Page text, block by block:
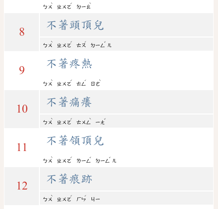
ㄅㄨ
ˋ
ㄓㄨㄛ
ˊ
ㄉㄧㄠ
ˋ
8
不著頭頂兒
ㄅㄨ
ˋ
ㄓㄨㄛ
ˊ
ㄊㄡ
ˊ
ㄉㄧㄥ
ˇ
ㄦ
9
不著疼熱
ㄅㄨ
ˋ
ㄓㄨㄛ
ˊ
ㄊㄥ
ˊ
ㄖㄜ
ˋ
10
不著痛癢
ㄅㄨ
ˋ
ㄓㄨㄛ
ˊ
ㄊㄨㄥ
ˋ
ㄧㄤ
ˇ
11
不著領頂兒
ㄅㄨ
ˋ
ㄓㄨㄛ
ˊ
ㄌㄧㄥ
ˇ
ㄉㄧㄥ
ˇ
ㄦ
12
不著痕跡
ㄅㄨ
ˋ
ㄓㄨㄛ
ˊ
ㄏㄣ
ˊ
ㄐㄧ